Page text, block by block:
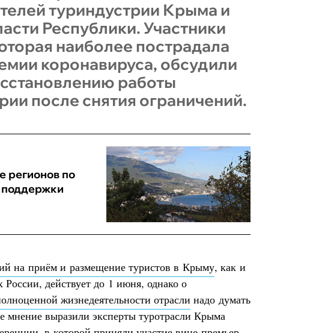
туриндустрии Крыма и
Республики. Участники
наиболее пострадала
коронавируса, обсудили
работы
после снятия ограничений.
регионов по
на приём и размещение туристов в Крыму, как и
России, действует до 1 июня, однако о
жизнедеятельности отрасли надо думать
мнение выразили эксперты туротрасли Крыма